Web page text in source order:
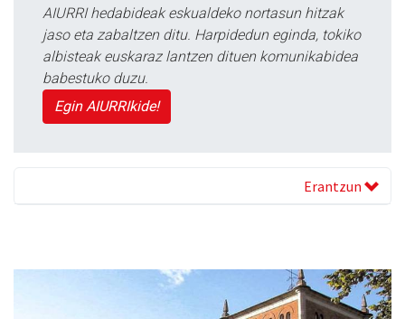
AIURRI hedabideak eskualdeko nortasun hitzak
jaso eta zabaltzen ditu. Harpidedun eginda, tokiko
albisteak euskaraz lantzen dituen komunikabidea
babestuko duzu.
Egin AIURRIkide!
Erantzun